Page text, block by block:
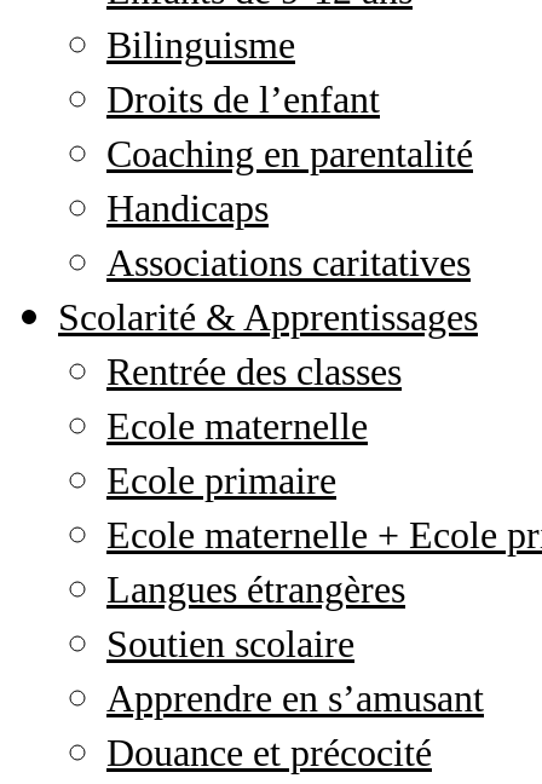
Bilinguisme
Droits de l’enfant
Coaching en parentalité
Handicaps
Associations caritatives
Scolarité & Apprentissages
Rentrée des classes
Ecole maternelle
Ecole primaire
Ecole maternelle + Ecole
Langues étrangères
Soutien scolaire
Apprendre en s’amusant
Douance et précocité